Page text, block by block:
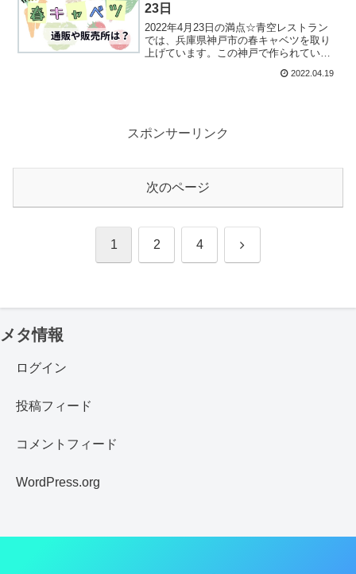
23日
2022年4月23日の満点☆青空レストラン
では、兵庫県神戸市の春キャベツを取り
上げています。この神戸で作られている
慮して、神戸市内で栽培された野菜で、
2022.04.19
スポンサーリンク
次のページ
1 2 4 次
メタ情報
ログイン
投稿フィード
コメントフィード
WordPress.org